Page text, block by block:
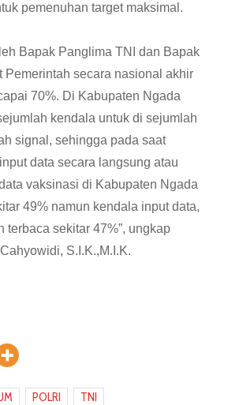
pemenuhan target maksimal.
Bapak Panglima TNI dan Bapak
Pemerintah secara nasional akhir
70%. Di Kabupaten Ngada
kendala untuk di sejumlah
signal, sehingga pada saat
data secara langsung atau
vaksinasi di Kabupaten Ngada
49% namun kendala input data,
terbaca sekitar 47%”, ungkap
S.I.K.,M.I.K.
POLRI TNI